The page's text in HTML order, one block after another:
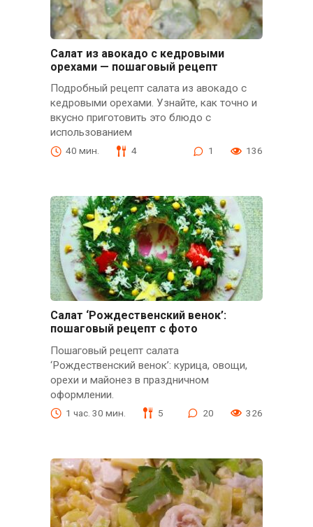
Салат из авокадо с кедровыми
орехами — пошаговый рецепт
Подробный рецепт салата из авокадо с
кедровыми орехами. Узнайте, как точно и
вкусно приготовить это блюдо с
использованием
40 мин. 4 1 136
Салат ‘Рождественский венок’:
пошаговый рецепт с фото
Пошаговый рецепт салата
‘Рождественский венок’: курица, овощи,
орехи и майонез в праздничном
оформлении.
1 час. 30 мин. 5 20 326